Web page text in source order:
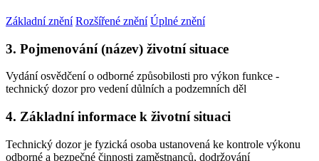
Základní znění Rozšířené znění Úplné znění
3. Pojmenování (název) životní situace
Vydání osvědčení o odborné způsobilosti pro výkon funkce -
technický dozor pro vedení důlních a podzemních děl
4. Základní informace k životní situaci
Technický dozor je fyzická osoba ustanovená ke kontrole výkonu
odborné a bezpečné činnosti zaměstnanců, dodržování